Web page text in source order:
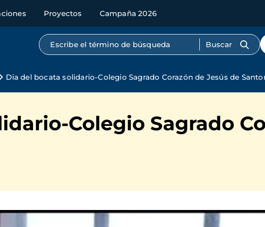
Proyectos Campaña 2026
Búsqueda por texto completo
Dia del bocata solidario-Colegio Sagrado Corazón de Jesús de
Colegio Sagrado